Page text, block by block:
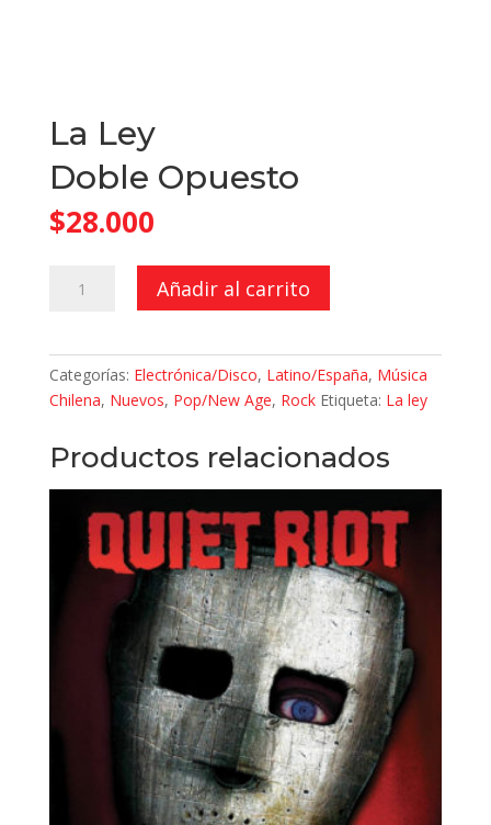
La Ley
Doble Opuesto
$28.000
Añadir al carrito
Categorías: Electrónica/Disco, Latino/España, Música
Chilena, Nuevos, Pop/New Age, Rock Etiqueta: La ley
Productos relacionados